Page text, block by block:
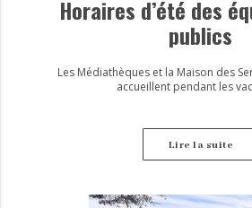
Horaires d’été des
publics
Les Médiathèques et la Maison des
accueillent pendant les
Lire la suite